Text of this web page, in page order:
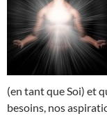
(en tant que Soi) et
besoins, nos